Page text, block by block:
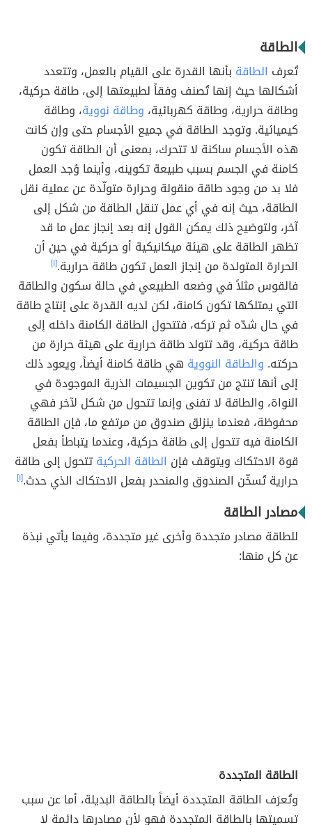
الطاقة
تُعرف الطاقة بأنها القدرة على القيام بالعمل، وتتعدد
أشكالها حيث إنها تُصنف وفقاً لطبيعتها إلى، طاقة حركية،
وطاقة حرارية، وطاقة كهربائية، وطاقة نووية، وطاقة
كيميائية. وتوجد الطاقة في جميع الأجسام حتى وإن كانت
هذه الأجسام ساكنة لا تتحرك، بمعنى أن الطاقة تكون
كامنة في الجسم بسبب طبيعة تكوينه، وأينما وُجد العمل
فلا بد من وجود طاقة منقولة وحرارة متولّدة عن عملية نقل
الطاقة، حيث إنه في أي عمل تنقل الطاقة من شكل إلى
آخر، ولتوضيح ذلك يمكن القول إنه بعد إنجاز عمل ما قد
تظهر الطاقة على هيئة ميكانيكية أو حركية في حين أن
الحرارة المتولدة من إنجاز العمل تكون طاقة حرارية.[١]
فالقوس مثلاً في وضعه الطبيعي في حالة سكون والطاقة
التي يمتلكها تكون كامنة، لكن لديه القدرة على إنتاج طاقة
في حال شدّه ثم تركه، فتتحول الطاقة الكامنة داخله إلى
طاقة حركية، وقد تتولد طاقة حرارية على هيئة حرارة من
حركته. والطاقة النووية هي طاقة كامنة أيضاً، ويعود ذلك
إلى أنها تنتج من تكوين الجسيمات الذرية الموجودة في
النواة، والطاقة لا تفنى وإنما تتحول من شكل لآخر فهي
محفوظة، فعندما ينزلق صندوق من مرتفع ما، فإن الطاقة
الكامنة فيه تتحول إلى طاقة حركية، وعندما يتباطأ بفعل
قوة الاحتكاك ويتوقف فإن الطاقة الحركيةتتحول إلى طاقة
حرارية تُسخّن الصندوق والمنحدر بفعل الاحتكاك الذي حدث.[١]
مصادر الطاقة
للطاقة مصادر متجددة وأخرى غير متجددة، وفيما يأتي نبذة
عن كل منها:
الطاقة المتجددة
وتُعرَف الطاقة المتجددة أيضاً بالطاقة البديلة، أما عن سبب
تسميتها بالطاقة المتجددة فهو لأن مصادرها دائمة لا